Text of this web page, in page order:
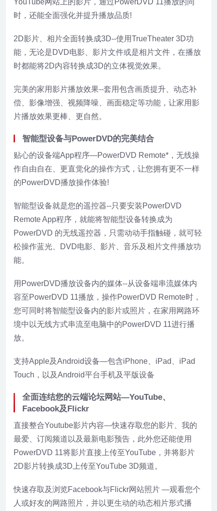
YouTube网站上的影片，通过PowerDVD 11播放的同
时，还能全面强化并提升播放品质!
2D影片、相片全面转换成3D--使用TrueTheater 3D功
能，无论是DVD电影、影片文件或是相片文件，在播放
时都能将2D内容转换成3D的立体视觉效果。
完美的家用影片播放效果--套用包含画质提升、动态补
偿、影像增强、视频降噪、画面稳定等功能，让家用影
片播放效果更棒、更自然。
智能型设备与PowerDVD的完美结合
贴心的设备端App程序—PowerDVD Remote*，无线操
作自由自在、更直觉化的操作方式，让您拥有更不一样
的PowerDVD播放操作体验!
智能型设备就是您的遥控器--只要安装PowerDVD
Remote App程序，就能将智能型设备转换成为
PowerDVD 的无线遥控器，只需动动手指触碰，就可轻
松操作蓝光、DVD电影、影片、音乐及相片文件播放功
能。
用PowerDVD播放设备内的媒体--从设备端串流媒体内
容至PowerDVD 11播放，操作PowerDVD Remote时，
您可同时将智能型设备内的影片或照片，在家用网路环
境中以无线方式串流至电脑中的PowerDVD 11进行播
放。
支持Apple及Android设备—包含iPhone、iPad、iPad
Touch，以及Android平台手机及平版设备
全面连结您的云端论坛网站—YouTube、
Facebook及Flickr
直接整合Youtube影片内容—快速存取您的影片、我的
最爱、订阅频道以及最新电影预告，此外您还能使用
PowerDVD 11将影片直接上传至YouTube，并将影片
2D影片转换成3D上传至YouTube 3D频道。
快速存取及浏览Facebook与Flickr网站照片 —观看您个
人或好友的网路照片，并以更生动的动态相片形式播